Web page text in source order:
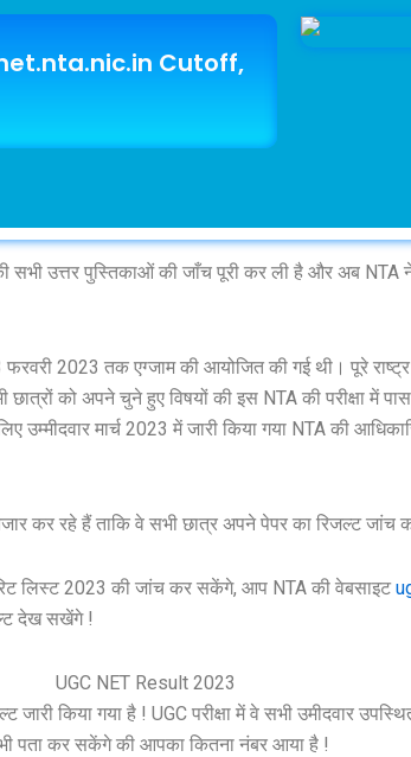
Cutoff,
उत्तर पुस्तिकाओं की जाँच पूरी कर ली है और अब
फरवरी 2023 तक एग्जाम की आयोजित की गई थी। पूरे
को अपने चुने हुए विषयों की इस NTA की परीक्षा में पास
उम्मीदवार मार्च 2023 में जारी किया गया NTA की
कर रहे हैं ताकि वे सभी छात्र अपने पेपर का रिजल्ट
लिस्ट 2023 की जांच कर सकेंगे, आप NTA की वेबसाइट
देख सखेंगे !
UGC NET Result 2023
किया गया है ! UGC परीक्षा में वे सभी उमीदवार
पता कर सकेंगे की आपका कितना नंबर आया है !